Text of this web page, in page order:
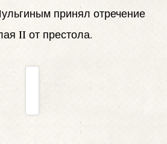
принял отречение
II от престола.